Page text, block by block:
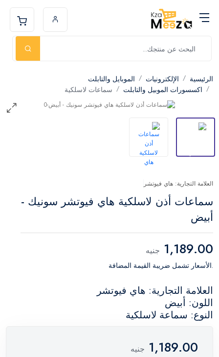
الرئيسية الإلكترونيات
الموبايل والتابلت
اكسسورات الموبيل والتابلت
سماعات لاسلكية
العلامة التجارية: هاي فيوتشر
سماعات أذن لاسلكية هاي فيوتشر سونيك -
أبيض
1,189.00 جنيه
.الأسعار تشمل ضريبة القيمة المضافة
العلامة التجارية: هاي فيوتشر
اللون: أبيض
النوع: سماعة لاسلكية
1,189.00 جنيه